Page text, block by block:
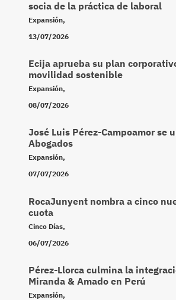
socia de la práctica de laboral
Expansión,
13/07/2026
Ecija aprueba su plan
movilidad sostenible
Expansión,
08/07/2026
José Luis Pérez-Campoamor se
Abogados
Expansión,
07/07/2026
RocaJunyent nombra a cinco
cuota
Cinco Días,
06/07/2026
Pérez-Llorca culmina la
Miranda & Amado en Perú
Expansión,